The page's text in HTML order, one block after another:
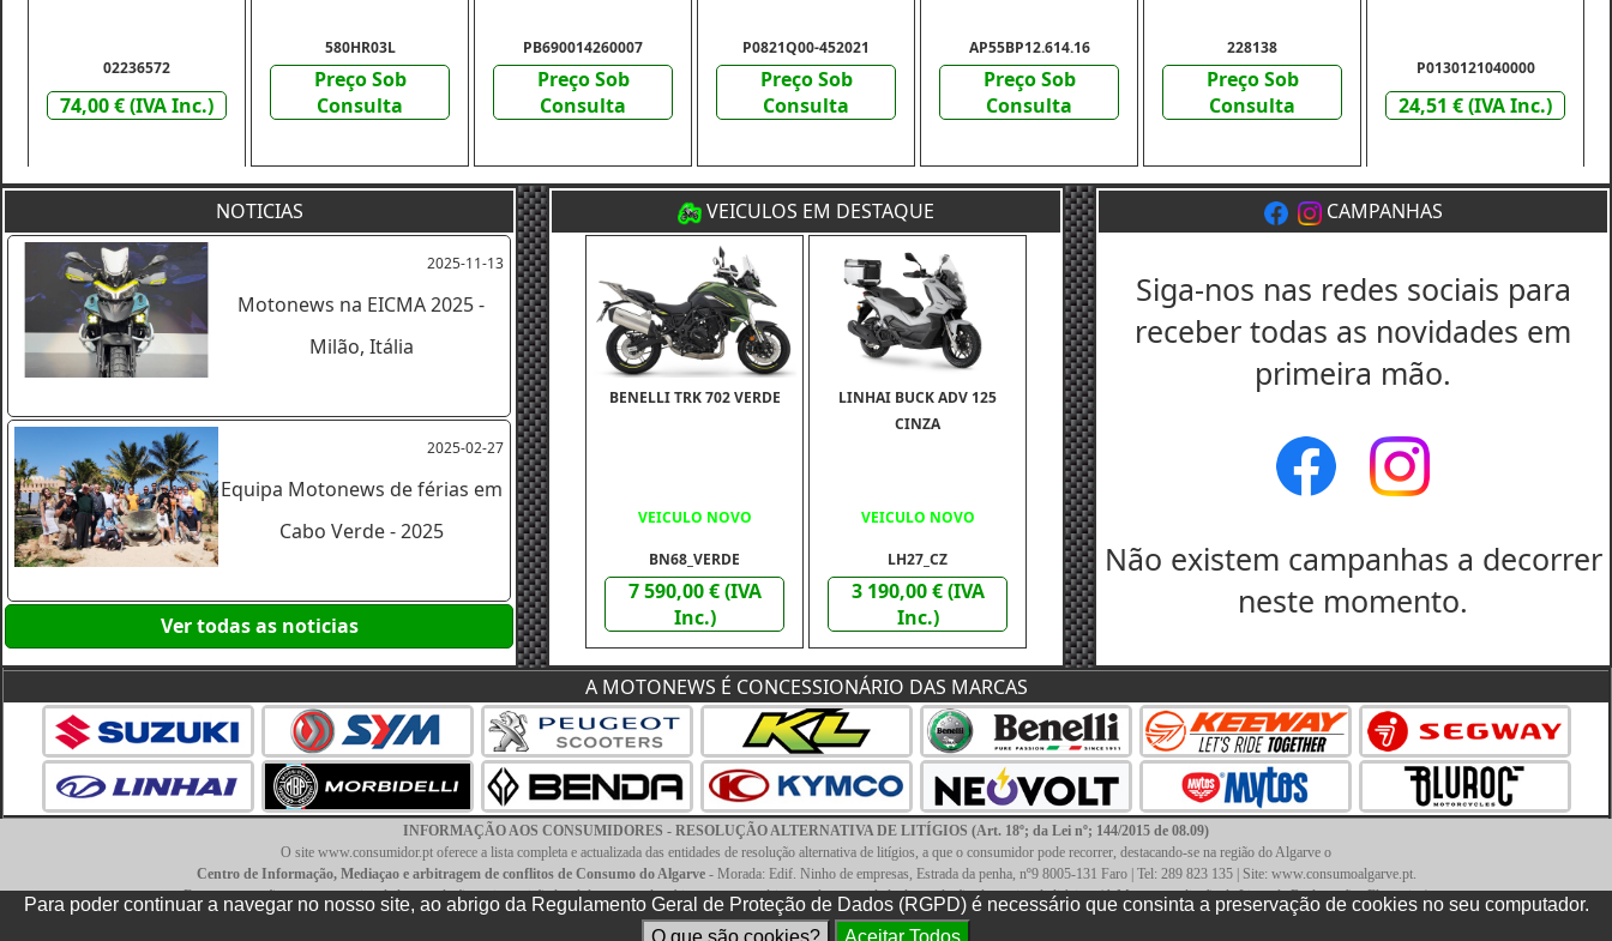
02236572
74,00 € (IVA Inc.)
580HR03L
Preço Sob
Consulta
PB690014260007
Preço Sob
Consulta
P0821Q00-452021
Preço Sob
Consulta
AP55BP12.614.16
Preço Sob
Consulta
228138
Preço Sob
Consulta
P0130121040000
24,51 € (IVA Inc.)
NOTICIAS
2025-11-13
Motonews na EICMA 2025 -
Milão, Itália
2025-02-27
Equipa Motonews de férias em
Cabo Verde - 2025
Ver todas as noticias
VEICULOS EM DESTAQUE
BENELLI TRK 702 VERDE
VEICULO NOVO
BN68_VERDE
7 590,00 € (IVA
Inc.)
LINHAI BUCK ADV 125
CINZA
VEICULO NOVO
LH27_CZ
3 190,00 € (IVA
Inc.)
KL DUEL 125
CINZENTO/VERMELHO
VEICULO NOVO
CAMPANHAS
Siga-nos nas redes sociais para
receber todas as novidades em
primeira mão.
Não existem campanhas a decorrer
neste momento.
A MOTONEWS É CONCESSIONÁRIO DAS MARCAS
INFORMAÇÃO AOS CONSUMIDORES - RESOLUÇÃO ALTERNATIVA DE LITÍGIOS (Art. 18º; da Lei nº; 144/2015 de 08.09)
O site www.consumidor.pt oferece a lista completa e actualizada das entidades de resolução alternativa de litígios, a que o consumidor pode recorrer, destacando-se na região do Algarve o
Centro de Informação, Mediaçao e arbitragem de conflitos de Consumo do Algarve- Morada: Edif. Ninho de empresas, Estrada da penha, nº9 8005-131 Faro | Tel: 289 823 135 | Site: www.consumoalgarve.pt.
Esta empresa não se encontra vinculada por adesão ou imposição legal decorrente de arbitragem necessária a qualquer entidade de resolução alternativa de litígios. (A Motonews dispõe de Livro de Reclamações Eletronico)
TERMOS E CONDIÇÕES
POLITICA DE PRIVACIDADE LIVRO DE RECLAMAÇÕES ELETRONICO|CONTACTOS|FAQS
Para poder continuar a navegar no nosso site, ao abrigo da Regulamento Geral de Proteção de Dados (RGPD) é necessário que consinta a preservação de cookies no seu computador.
O que são cookies?
Aceitar Todos